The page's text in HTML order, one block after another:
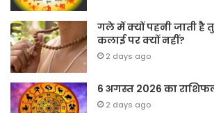
गले में क्यों पहनी जाती है
कलाई पर क्यों नहीं?
2 days ago
6 अगस्त 2026 का
2 days ago